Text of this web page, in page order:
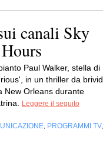
canali Sky
Paul Walker, stella di
in un thriller da
New Orleans durante
Leggere il seguito
PROGRAMMI TV